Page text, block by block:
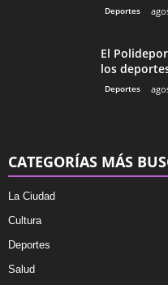
Deportes
El
los
Deportes
CATEGORÍAS MÁS
La Ciudad
Cultura
Deportes
Salud